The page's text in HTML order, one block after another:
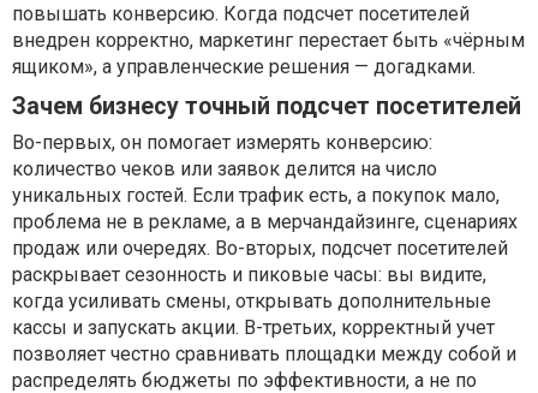
повышать конверсию. Когда подсчет посетителей
внедрен корректно, маркетинг перестает быть «чёрным
ящиком», а управленческие решения — догадками.
Зачем бизнесу точный подсчет посетителей
Во-первых, он помогает измерять конверсию:
количество чеков или заявок делится на число
уникальных гостей. Если трафик есть, а покупок мало,
проблема не в рекламе, а в мерчандайзинге, сценариях
продаж или очередях. Во-вторых, подсчет посетителей
раскрывает сезонность и пиковые часы: вы видите,
когда усиливать смены, открывать дополнительные
кассы и запускать акции. В-третьих, корректный учет
позволяет честно сравнивать площадки между собой и
распределять бюджеты по эффективности, а не по